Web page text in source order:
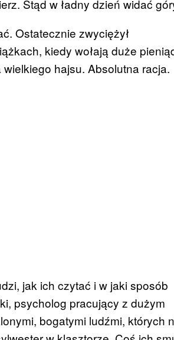
Stąd w ładny dzień widać
Ostatecznie zwyciężył
kiedy wołają duże
hajsu. Absolutna racja.
jak ich czytać i w jaki sposób
psycholog pracujący z dużym
bogatymi ludźmi, których